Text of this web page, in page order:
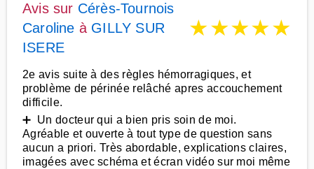
Avis sur Cérès-Tournois
Caroline à GILLY SUR
ISERE
★★★★★
2e avis suite à des règles hémorragiques, et
problème de périnée relâché apres accouchement
difficile.
➕ Un docteur qui a bien pris soin de moi.
Agréable et ouverte à tout type de question sans
aucun a priori. Très abordable, explications claires,
imagées avec schéma et écran vidéo sur moi même